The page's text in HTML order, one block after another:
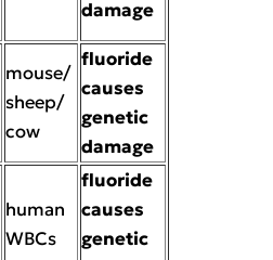
damage
mouse/
sheep/
cow
fluoride
causes
genetic
damage
human
WBCs
fluoride
causes
genetic